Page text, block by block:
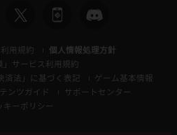
用規約
個人情報処理方針
」サービス利用規約
済法」に基づく表記
ゲーム基本情報
ンツガイド
サポートセンター
キーポリシー